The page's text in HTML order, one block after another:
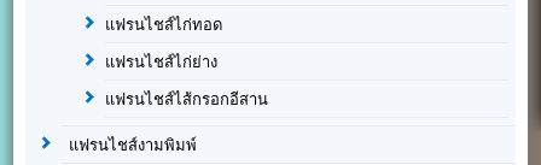
แฟรนไชส์ไก่ทอด
แฟรนไชส์ไก่ย่าง
แฟรนไชส์ไส้กรอกอีสาน
แฟรนไชส์งามพิมพ์